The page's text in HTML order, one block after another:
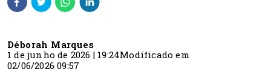
Déborah Marques
1 de junho de 2026 | 19:24Modificado em
02/06/2026 09:57